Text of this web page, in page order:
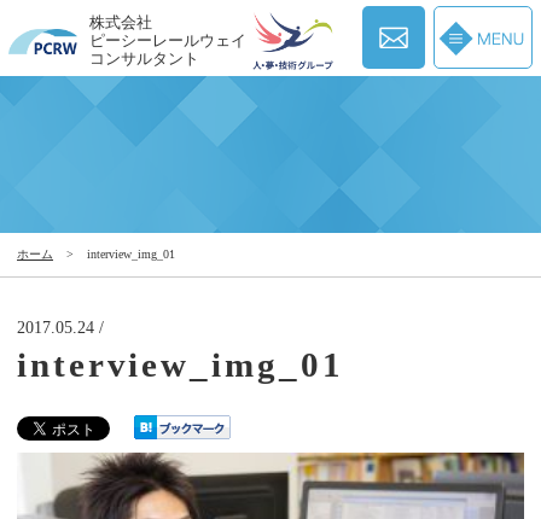
株式会社
ピーシーレールウェイ
コンサルタント
ホーム > interview_img_01
2017.05.24 /
interview_img_01